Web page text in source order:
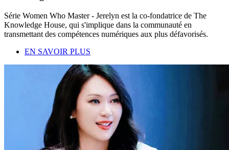
Série Women Who Master - Jerelyn est la co-fondatrice de The
Knowledge House, qui s'implique dans la communauté en
transmettant des compétences numériques aux plus défavorisés.
EN SAVOIR PLUS